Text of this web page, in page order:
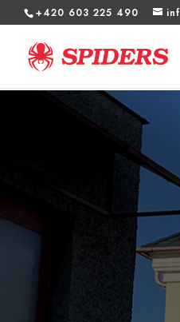
+420 603 225 490